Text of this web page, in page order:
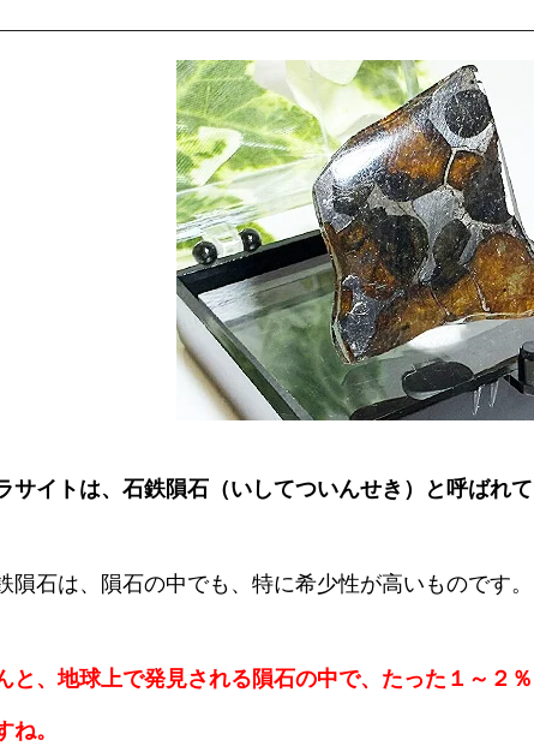
サイトは、石鉄隕石（いしてついんせき）と呼ばれて
隕石は、隕石の中でも、特に希少性が高いものです。
と、地球上で発見される隕石の中で、たった１～２
ね。